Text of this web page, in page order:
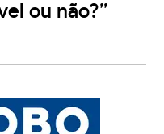
ou não?”